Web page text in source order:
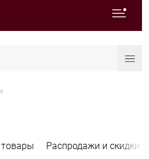
Распродажи и скидки